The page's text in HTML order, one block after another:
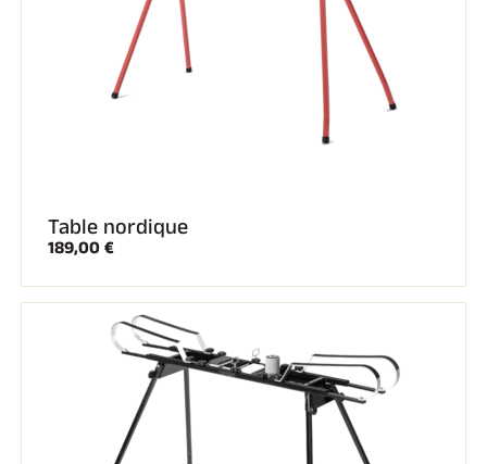
Table nordique
189,00 €